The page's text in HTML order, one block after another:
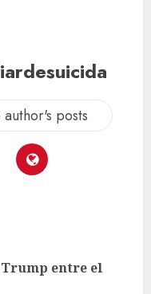
author's posts
entre el